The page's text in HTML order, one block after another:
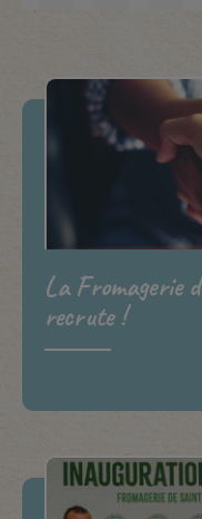
La Fromagerie
recrute !